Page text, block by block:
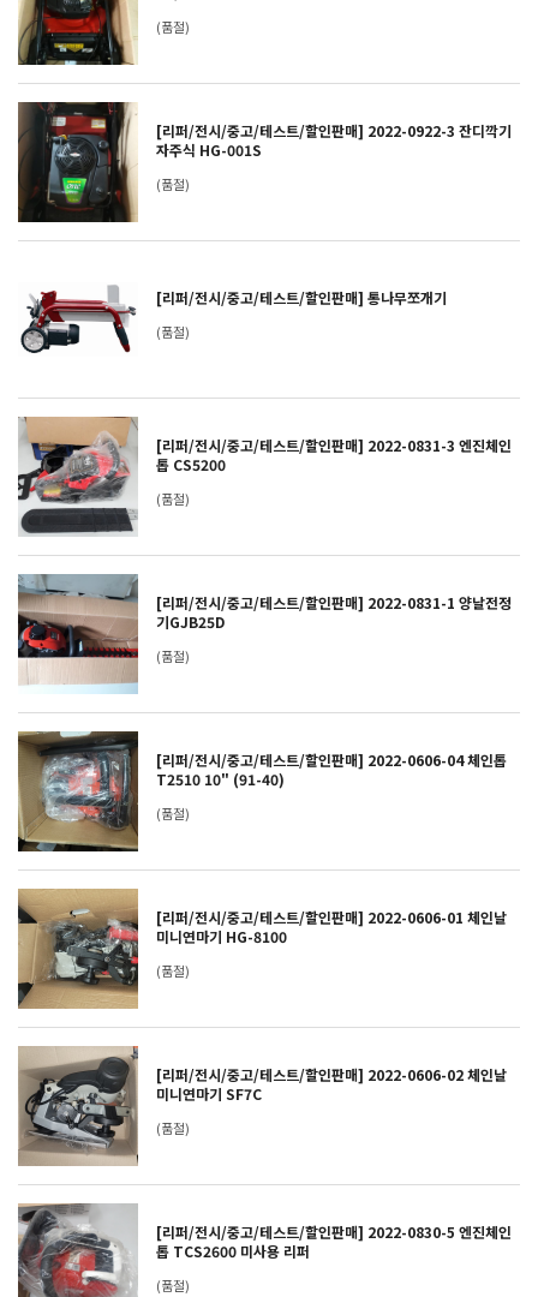
(품절)
[리퍼/전시/중고/테스트/할인판매] 2022-0922-3 잔디깍기
자주식 HG-001S
(품절)
[리퍼/전시/중고/테스트/할인판매] 통나무쪼개기
(품절)
[리퍼/전시/중고/테스트/할인판매] 2022-0831-3 엔진체인
톱 CS5200
(품절)
[리퍼/전시/중고/테스트/할인판매] 2022-0831-1 양날전정
기GJB25D
(품절)
[리퍼/전시/중고/테스트/할인판매] 2022-0606-04 체인톱
T2510 10" (91-40)
(품절)
[리퍼/전시/중고/테스트/할인판매] 2022-0606-01 체인날
미니연마기 HG-8100
(품절)
[리퍼/전시/중고/테스트/할인판매] 2022-0606-02 체인날
미니연마기 SF7C
(품절)
[리퍼/전시/중고/테스트/할인판매] 2022-0830-5 엔진체인
톱 TCS2600 미사용 리퍼
(품절)